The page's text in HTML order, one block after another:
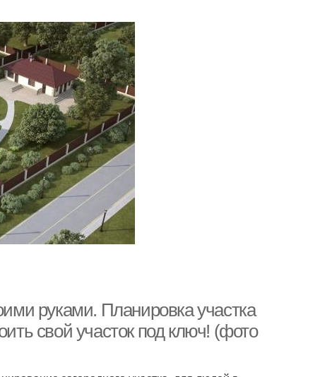
руками. Планировка участка
свой участок под ключ! (фото